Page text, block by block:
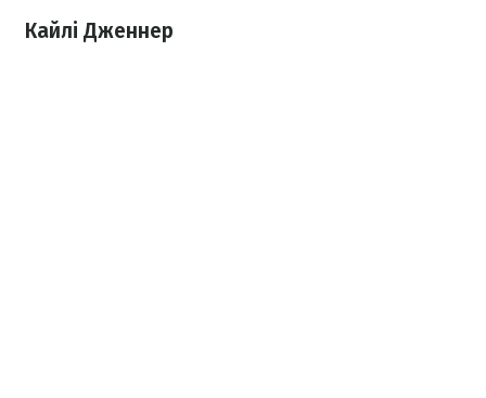
Кайлі Дженнер